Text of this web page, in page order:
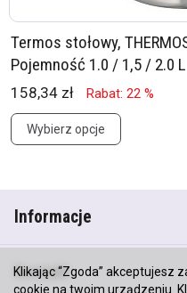
Termos stołowy,
Pojemność 1.0 / 1,5 / 2.0 L
158,34 zł Rabat: 22 %
Wybierz opcje
Informacje
Kontakt
Klikając “Zgoda” akceptujesz
cookie na twoim urządzeniu.